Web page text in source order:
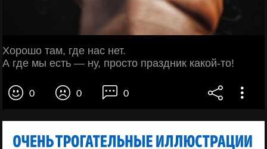
Хорошо там, где нас нет.
А где мы есть — ну, просто праздник какой-то!
0 0 0